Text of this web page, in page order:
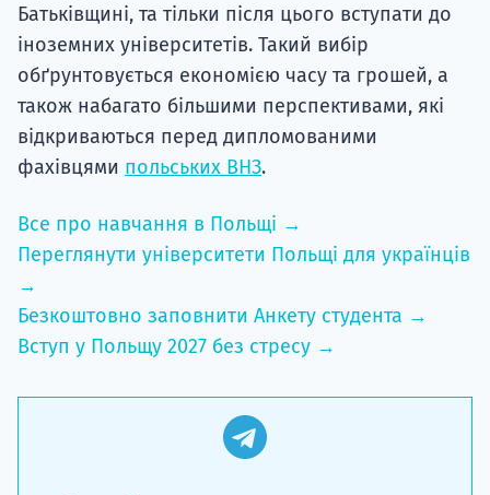
Батьківщині, та тільки після цього вступати до
іноземних університетів. Такий вибір
обґрунтовується економією часу та грошей, а
також набагато більшими перспективами, які
відкриваються перед дипломованими
фахівцями польських ВНЗ.
Все про навчання в Польщі →
Переглянути університети Польщі для українців
→
Безкоштовно заповнити Анкету студента →
Вступ у Польщу 2027 без стресу →